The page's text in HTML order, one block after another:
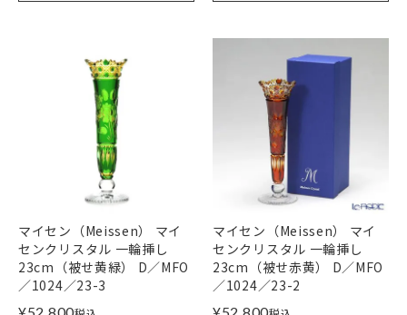
マイセン（Meissen） マイ
センクリスタル 一輪挿し
23cm（被せ黄緑） D／MFO
／1024／23-3
マイセン（Meissen） マイ
センクリスタル 一輪挿し
23cm（被せ赤黄） D／MFO
／1024／23-2